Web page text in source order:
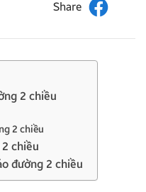
2 chiều
2 chiều
chiều
đường 2 chiều